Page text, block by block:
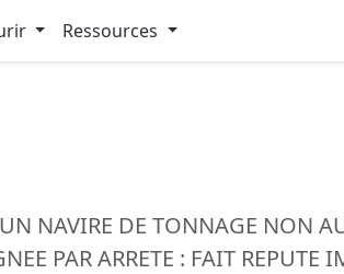
Ressources
NAVIRE DE TONNAGE NON
PAR ARRETE : FAIT REPUTE